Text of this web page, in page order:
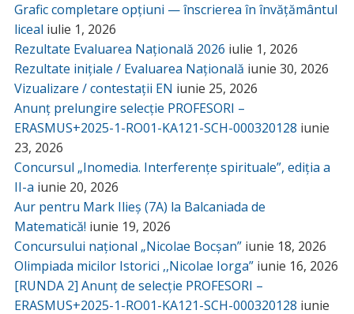
Grafic completare opțiuni — înscrierea în învățământul
liceal iulie 1, 2026
Rezultate Evaluarea Națională 2026 iulie 1, 2026
Rezultate inițiale / Evaluarea Națională iunie 30, 2026
Vizualizare / contestații EN iunie 25, 2026
Anunț prelungire selecție PROFESORI –
ERASMUS+2025-1-RO01-KA121-SCH-000320128 iunie
23, 2026
Concursul „Inomedia. Interferențe spirituale”, ediția a
II-a iunie 20, 2026
Aur pentru Mark Ilieș (7A) la Balcaniada de
Matematică! iunie 19, 2026
Concursului național „Nicolae Bocșan” iunie 18, 2026
Olimpiada micilor Istorici ,,Nicolae Iorga” iunie 16, 2026
[RUNDA 2] Anunț de selecție PROFESORI –
ERASMUS+2025-1-RO01-KA121-SCH-000320128 iunie